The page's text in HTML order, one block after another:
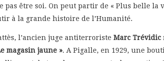
pas être soi. On peut partir de « Plus belle la
à la grande histoire de l’Humanité.
l’ancien juge antiterroristeMarc Trévidic
magasin jaune ». A Pigalle, en 1929, une